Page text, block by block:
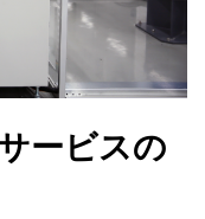
ービスの